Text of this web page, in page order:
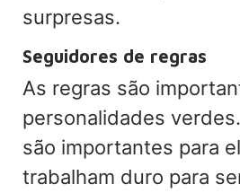
surpresas.
Seguidores de regras
As regras são
personalidades
são importantes para
trabalham duro para